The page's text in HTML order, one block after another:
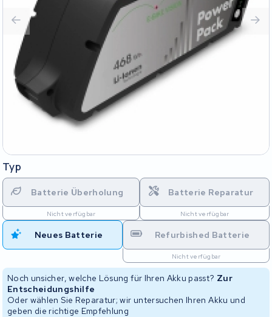
Typ
Batterie Überholung
Nicht verfügbar
Batterie Reparatur
Nicht verfügbar
Neues Batterie Refurbished Batterie
Nicht verfügbar
Noch unsicher, welche Lösung für Ihren Akku passt? Zur
Entscheidungshilfe
Oder wählen Sie Reparatur; wir untersuchen Ihren Akku und
geben die richtige Empfehlung